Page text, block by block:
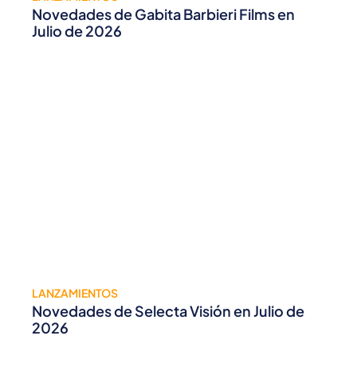
Novedades de Gabita Barbieri Films en
Julio de 2026
LANZAMIENTOS
Novedades de Selecta Visión en Julio de
2026